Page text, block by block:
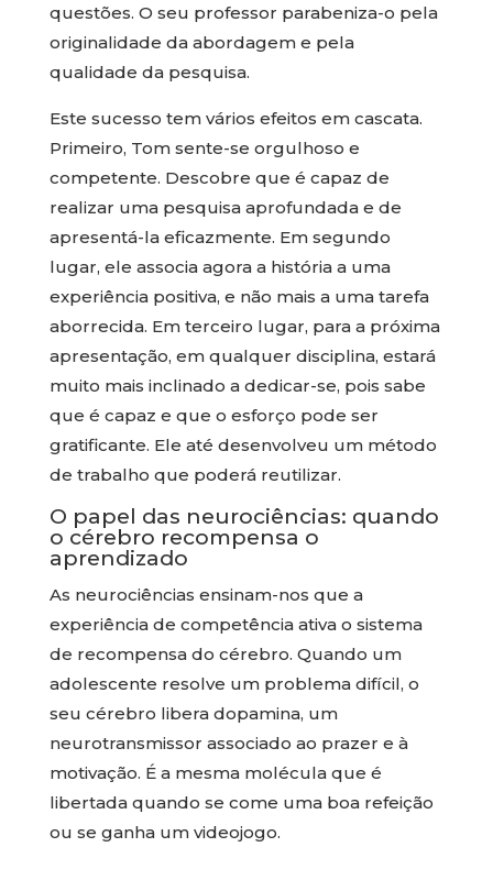
questões. O seu professor parabeniza-o pela
originalidade da abordagem e pela
qualidade da pesquisa.
Este sucesso tem vários efeitos em cascata.
Primeiro, Tom sente-se orgulhoso e
competente. Descobre que é capaz de
realizar uma pesquisa aprofundada e de
apresentá-la eficazmente. Em segundo
lugar, ele associa agora a história a uma
experiência positiva, e não mais a uma tarefa
aborrecida. Em terceiro lugar, para a próxima
apresentação, em qualquer disciplina, estará
muito mais inclinado a dedicar-se, pois sabe
que é capaz e que o esforço pode ser
gratificante. Ele até desenvolveu um método
de trabalho que poderá reutilizar.
O papel das neurociências: quando
o cérebro recompensa o
aprendizado
As neurociências ensinam-nos que a
experiência de competência ativa o sistema
de recompensa do cérebro. Quando um
adolescente resolve um problema difícil, o
seu cérebro libera dopamina, um
neurotransmissor associado ao prazer e à
motivação. É a mesma molécula que é
libertada quando se come uma boa refeição
ou se ganha um videojogo.